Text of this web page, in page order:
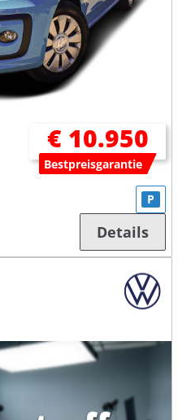
€ 10.950
Bestpreisgarantie
P
Details